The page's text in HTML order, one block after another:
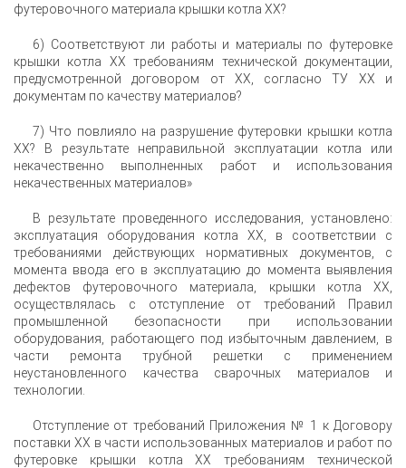
футеровочного материала крышки котла ХХ?
6) Соответствуют ли работы и материалы по футеровке
крышки котла ХХ требованиям технической документации,
предусмотренной договором от ХХ, согласно ТУ ХХ и
документам по качеству материалов?
7) Что повлияло на разрушение футеровки крышки котла
ХХ? В результате неправильной эксплуатации котла или
некачественно выполненных работ и использования
некачественных материалов»
В результате проведенного исследования, установлено:
эксплуатация оборудования котла ХХ, в соответствии с
требованиями действующих нормативных документов, с
момента ввода его в эксплуатацию до момента выявления
дефектов футеровочного материала, крышки котла ХХ,
осуществлялась с отступление от требований Правил
промышленной безопасности при использовании
оборудования, работающего под избыточным давлением, в
части ремонта трубной решетки с применением
неустановленного качества сварочных материалов и
технологии.
Отступление от требований Приложения № 1 к Договору
поставки ХХ в части использованных материалов и работ по
футеровке крышки котла ХХ требованиям технической